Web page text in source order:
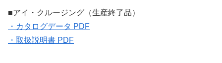
■アイ・クルージング（生産終了品）
・カタログデータ PDF
・取扱説明書 PDF